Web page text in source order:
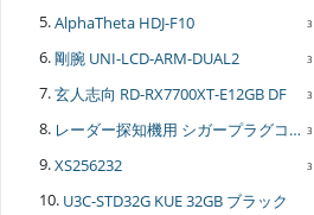
AlphaTheta HDJ-F10 3
剛腕 UNI-LCD-ARM-DUAL2 3
玄人志向 RD-RX7700XT-E12GB DF 3
レーダー探知機用 シガープラグコード DC9 モバイクス 取付ステー 3
XS256232 3
U3C-STD32G KUE 32GB ブラック